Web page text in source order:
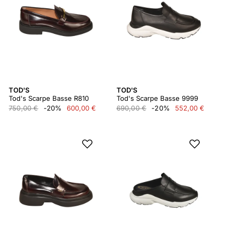
TOD'S
Tod's Scarpe Basse R810
750,00 €
-20% 600,00 €
TOD'S
Tod's Scarpe Basse 9999
690,00 €
-20% 552,00 €